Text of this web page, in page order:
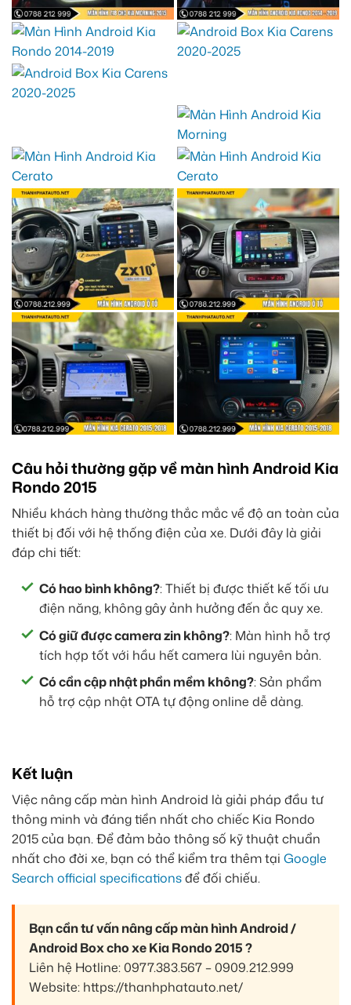
Câu hỏi thường gặp về màn hình Android Kia
Rondo 2015
Nhiều khách hàng thường thắc mắc về độ an toàn của
thiết bị đối với hệ thống điện của xe. Dưới đây là giải
đáp chi tiết:
Có hao bình không?: Thiết bị được thiết kế tối ưu
điện năng, không gây ảnh hưởng đến ắc quy xe.
Có giữ được camera zin không?: Màn hình hỗ trợ
tích hợp tốt với hầu hết camera lùi nguyên bản.
Có cần cập nhật phần mềm không?: Sản phẩm
hỗ trợ cập nhật OTA tự động online dễ dàng.
Kết luận
Việc nâng cấp màn hình Android là giải pháp đầu tư
thông minh và đáng tiền nhất cho chiếc Kia Rondo
2015 của bạn. Để đảm bảo thông số kỹ thuật chuẩn
nhất cho đời xe, bạn có thể kiểm tra thêm tại Google
Search official specificationsđể đối chiếu.
Bạn cần tư vấn nâng cấp màn hình Android /
Android Box cho xe Kia Rondo 2015 ?
Liên hệ Hotline: 0977.383.567 – 0909.212.999
Website: https://thanhphatauto.net/